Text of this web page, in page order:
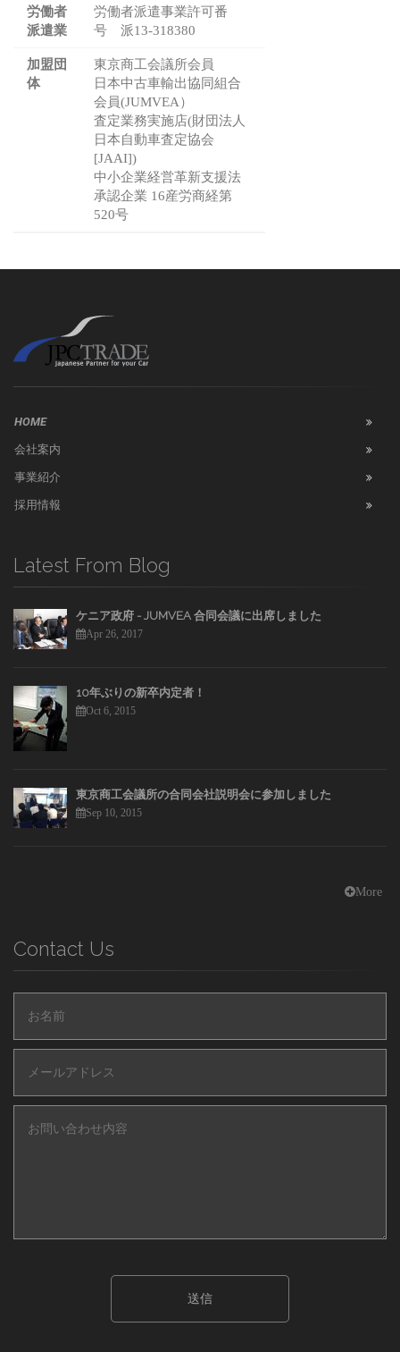
労働者
派遣業
労働者派遣事業許可番
号 派13-318380
加盟団
体
東京商工会議所会員
日本中古車輸出協同組合
会員(JUMVEA）
査定業務実施店(財団法人
日本自動車査定協会
[JAAI])
中小企業経営革新支援法
承認企業 16産労商経第
520号
HOME
会社案内
事業紹介
採用情報
Latest From Blog
ケニア政府 - JUMVEA 合同会議に出席しました
Apr 26, 2017
10年ぶりの新卒内定者！
Oct 6, 2015
東京商工会議所の合同会社説明会に参加しました
Sep 10, 2015
More
Contact Us